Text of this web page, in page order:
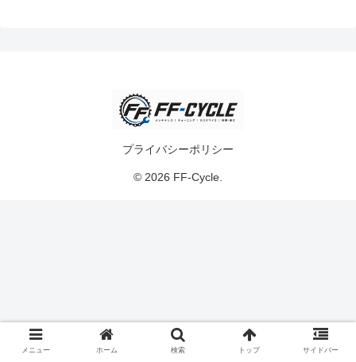
プライバシーポリシー
© 2026 FF-Cycle.
メニュー ホーム 検索 トップ サイドバー